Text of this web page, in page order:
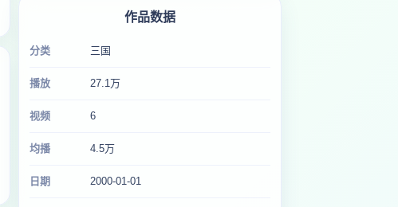
作品数据
分类 三国
播放 27.1万
视频 6
均播 4.5万
日期 2000-01-01